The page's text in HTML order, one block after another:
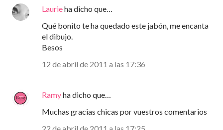
Laurieha dicho que…
Qué bonito te ha quedado este jabón, me encanta
el dibujo.
Besos
12 de abril de 2011 a las 17:36
Ramyha dicho que…
Muchas gracias chicas por vuestros comentarios